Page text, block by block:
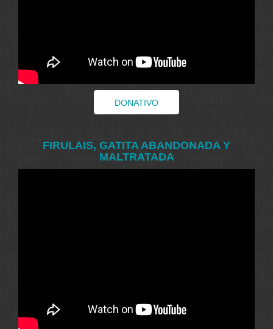
DONATIVO
FIRULAIS, GATITA ABANDONADA Y
MALTRATADA